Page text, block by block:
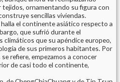
ornamentando su figura con
sencillas viviendas.
el continente asiático respecto a
que sufrió durante el
climáticos que su apéndice europeo,
de sus primeros habitantes. Por
refiere, empezamos a conocer
de casi todo el continente,